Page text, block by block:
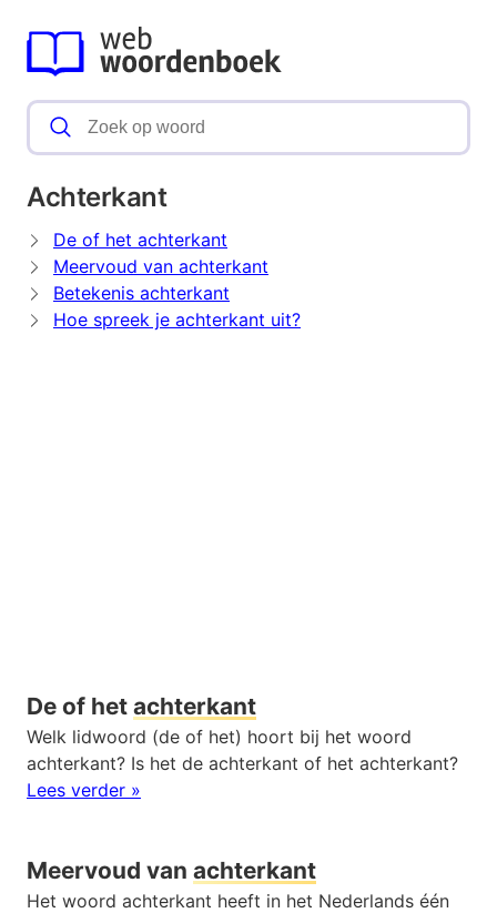
Achterkant
De of het achterkant
Meervoud van achterkant
Betekenis achterkant
Hoe spreek je achterkant uit?
De of het achterkant
Welk lidwoord (de of het) hoort bij het woord
achterkant? Is het de achterkant of het achterkant?
Lees verder »
Meervoud van achterkant
Het woord achterkant heeft in het Nederlands één